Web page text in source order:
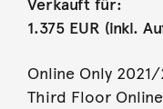
Verkauft für:
1.375 EUR (inkl.
Online Only
Third Floor